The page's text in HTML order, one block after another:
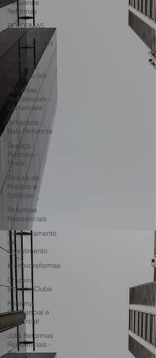
Pequenas
Reformas
REFORMAS
PREDIAIS BH -
SERVIÇOS BH
Originals
Reformas -
Residenciais
Reformas
Residenciais -
Comerciais
Telhadista -
Belo Horizonte
Serviço -
Pedreiro -
Pintor
Pintura de
Prédios e
Edifícios
Reformas
Residenciais
Desplacamento
de
revestimento
#renovoreformas
Cruzeiro
Esporte Clube
Reforma
Residencial e
Comercial
Júlia Reformas
Residenciais -
BH